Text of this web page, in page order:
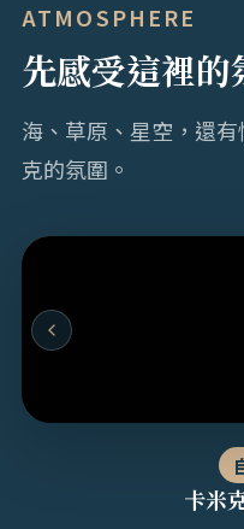
ATMOSPHERE
先感受這裡的
海、草原、星空，還
克的氛圍。
卡米